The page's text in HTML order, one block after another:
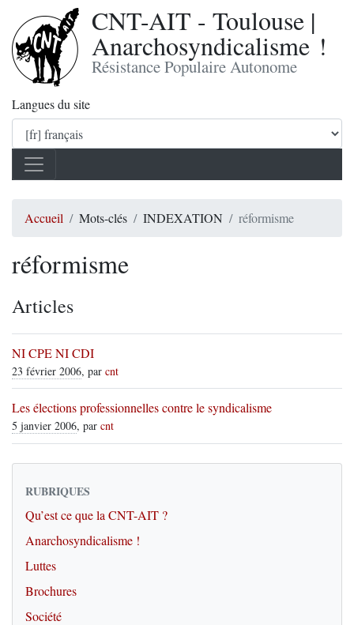
CNT-AIT - Toulouse |
Anarchosyndicalisme !
Résistance Populaire Autonome
Langues du site
Accueil Mots-clés INDEXATION réformisme
réformisme
Articles
NI CPE NI CDI
23 février 2006, par cnt
Les élections professionnelles contre le syndicalisme
5 janvier 2006, par cnt
RUBRIQUES
Qu’est ce que la CNT-AIT ?
Anarchosyndicalisme !
Luttes
Brochures
Société